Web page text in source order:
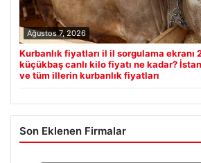
Ağustos 7, 2026
Kurbanlık fiyatları il il sorgulama ekranı
küçükbaş canlı kilo fiyatı ne kadar?
ve tüm illerin kurbanlık fiyatları
Son Eklenen Firmalar